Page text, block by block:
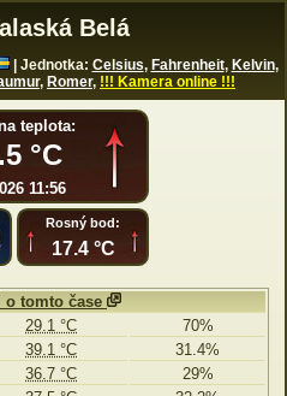
Belá
| Jednotka: Celsius, Fahrenheit, Kelvin,
, Romer, !!! Kamera online !!!
tomto čase
29.1 °C
70%
39.1 °C
31.4%
36.7 °C
29%
teplota:
°C
11:56
Rosný bod:
17.4 °C